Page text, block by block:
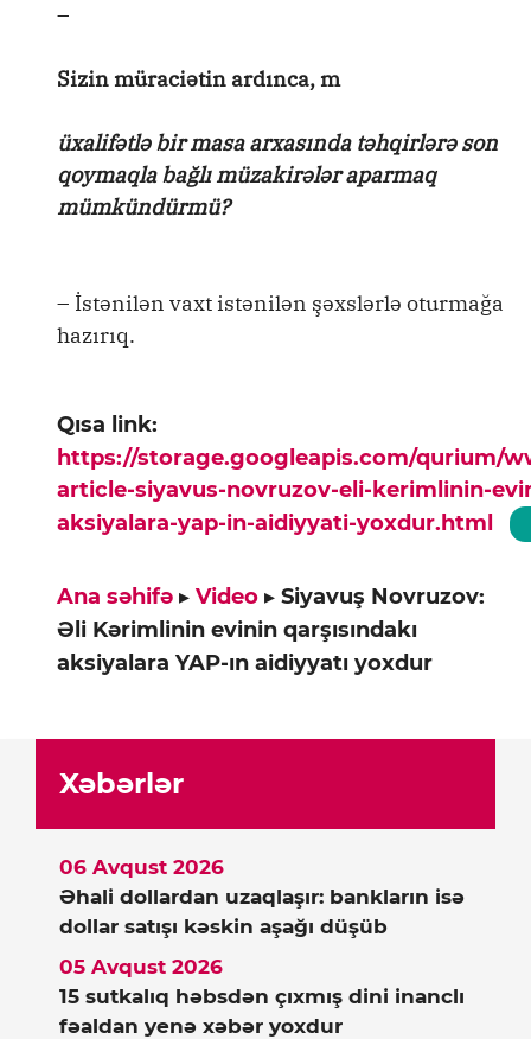
–
Sizin müraciətin ardınca, m
üxalifətlə bir masa arxasında təhqirlərə son
qoymaqla bağlı müzakirələr aparmaq
mümkündürmü?
– İstənilən vaxt istənilən şəxslərlə oturmağa
hazırıq.
Qısa link:
https://storage.googleapis.com/qurium/
article-siyavus-novruzov-eli-kerimlinin-
aksiyalara-yap-in-aidiyyati-yoxdur.html
Ana səhifə ▸ Video ▸ Siyavuş Novruzov:
Əli Kərimlinin evinin qarşısındakı
aksiyalara YAP-ın aidiyyatı yoxdur
Xəbərlər
Əhali dollardan uzaqlaşır: bankların isə
dollar satışı kəskin aşağı düşüb
06 Avqust 2026
15 sutkalıq həbsdən çıxmış dini inanclı
fəaldan yenə xəbər yoxdur
05 Avqust 2026